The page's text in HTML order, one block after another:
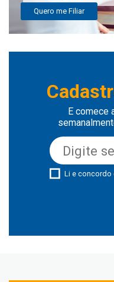
Quero me Filiar
E comece
Li e concordo